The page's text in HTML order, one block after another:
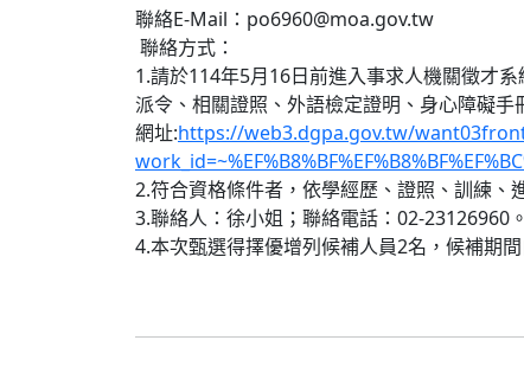
聯絡E-Mail： po6960@moa.gov.tw
聯絡方式：
1.請於114年5月16日前進入事求人機關徵才
派令、相關證照、外語檢定證明、身心障礙
網址:https://web3.dgpa.gov.tw/
2.符合資格條件者，依學經歷、證照、訓練、
3.聯絡人：徐小姐；聯絡電話：02-23126960。
4.本次甄選得擇優增列候補人員2名，候補期